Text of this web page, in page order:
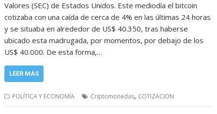
Valores (SEC) de Estados Unidos. Este mediodía el bitcoin
cotizaba con una caída de cerca de 4% en las últimas 24 horas
y se situaba en alrededor de US$ 40.350, tras haberse
ubicado esta madrugada, por momentos, por debajo de los
US$ 40.000. De esta forma,…
LEER MÁS
POLÍTICA Y ECONOMÍA Criptomonedas, COTIZACION